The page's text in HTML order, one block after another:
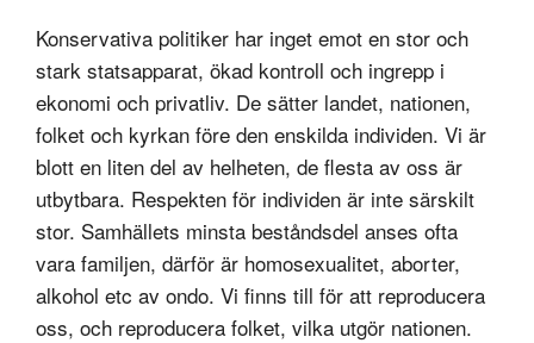
Konservativa politiker har inget emot en stor och
stark statsapparat, ökad kontroll och ingrepp i
ekonomi och privatliv. De sätter landet, nationen,
folket och kyrkan före den enskilda individen. Vi är
blott en liten del av helheten, de flesta av oss är
utbytbara. Respekten för individen är inte särskilt
stor. Samhällets minsta beståndsdel anses ofta
vara familjen, därför är homosexualitet, aborter,
alkohol etc av ondo. Vi finns till för att reproducera
oss, och reproducera folket, vilka utgör nationen.